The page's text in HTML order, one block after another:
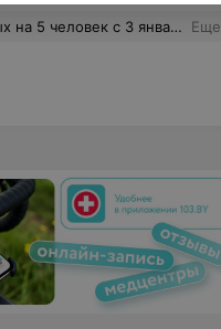
за сутки. Ответ по адресу: ju.kozlov@mail.ru Еще